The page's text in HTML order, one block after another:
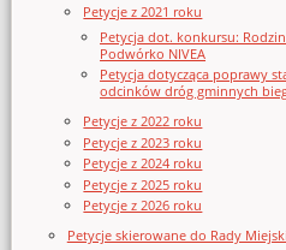
Petycje z 2021 roku
Petycja dot. konkursu:
Podwórko NIVEA
Petycja dotycząca poprawy
odcinków dróg gminnych
Petycje z 2022 roku
Petycje z 2023 roku
Petycje z 2024 roku
Petycje z 2025 roku
Petycje z 2026 roku
Petycje skierowane do Rady